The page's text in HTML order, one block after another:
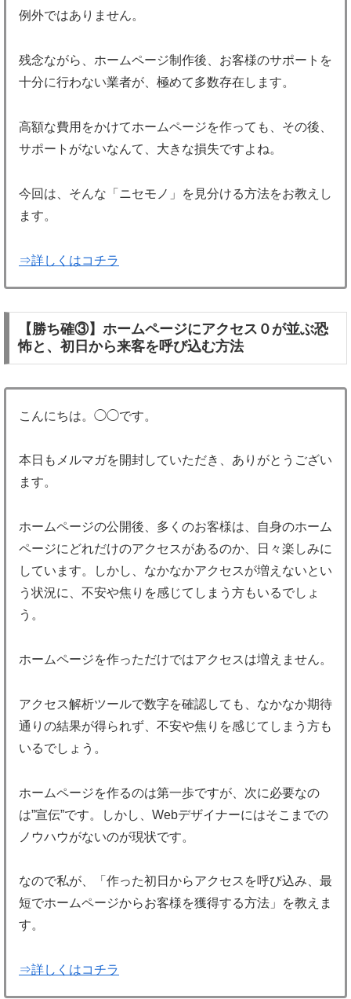
例外ではありません。
残念ながら、ホームページ制作後、お客様のサポートを
十分に行わない業者が、極めて多数存在します。
高額な費用をかけてホームページを作っても、その後、
サポートがないなんて、大きな損失ですよね。
今回は、そんな「ニセモノ」を見分ける方法をお教えし
ます。
⇒詳しくはコチラ
【勝ち確③】ホームページにアクセス０が並ぶ恐
怖と、初日から来客を呼び込む方法
こんにちは。◯◯です。
本日もメルマガを開封していただき、ありがとうござい
ます。
ホームページの公開後、多くのお客様は、自身のホーム
ページにどれだけのアクセスがあるのか、日々楽しみに
しています。しかし、なかなかアクセスが増えないとい
う状況に、不安や焦りを感じてしまう方もいるでしょ
う。
ホームページを作っただけではアクセスは増えません。
アクセス解析ツールで数字を確認しても、なかなか期待
通りの結果が得られず、不安や焦りを感じてしまう方も
いるでしょう。
ホームページを作るのは第一歩ですが、次に必要なの
は”宣伝”です。しかし、Webデザイナーにはそこまでの
ノウハウがないのが現状です。
なので私が、「作った初日からアクセスを呼び込み、最
短でホームページからお客様を獲得する方法」を教えま
す。
⇒詳しくはコチラ